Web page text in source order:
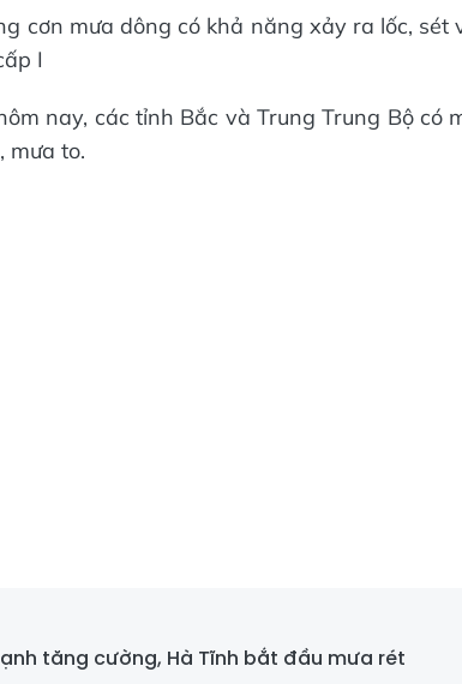
cơn mưa dông có khả năng xảy ra lốc,
I
nay, các tỉnh Bắc và Trung Trung Bộ có
mưa to.
tăng cường, Hà Tĩnh bắt đầu mưa rét